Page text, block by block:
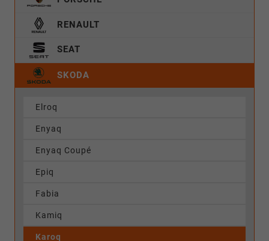
RENAULT
SEAT
SKODA
Elroq
Enyaq
Enyaq Coupé
Epiq
Fabia
Kamiq
Karoq